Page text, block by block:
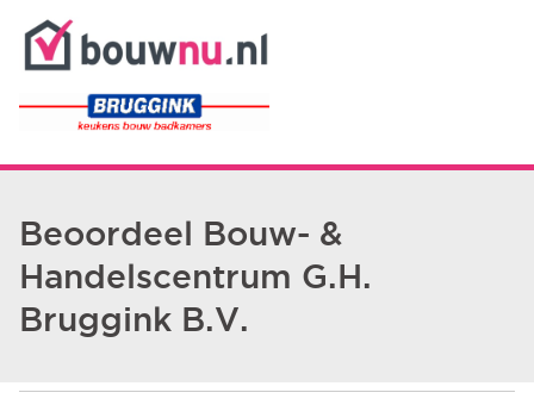
Beoordeel Bouw- &
Handelscentrum G.H.
Bruggink B.V.